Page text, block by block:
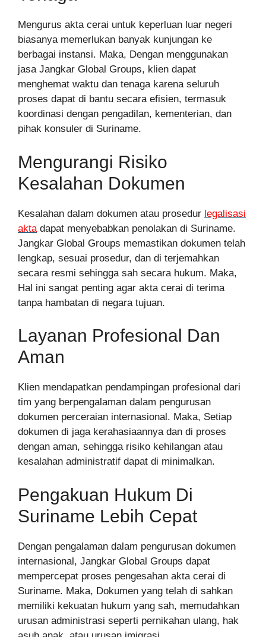
Mengurus akta cerai untuk keperluan luar negeri
biasanya memerlukan banyak kunjungan ke
berbagai instansi. Maka, Dengan menggunakan
jasa Jangkar Global Groups, klien dapat
menghemat waktu dan tenaga karena seluruh
proses dapat di bantu secara efisien, termasuk
koordinasi dengan pengadilan, kementerian, dan
pihak konsuler di Suriname.
Mengurangi Risiko
Kesalahan Dokumen
Kesalahan dalam dokumen atau prosedur legalisasi
aktadapat menyebabkan penolakan di Suriname.
Jangkar Global Groups memastikan dokumen telah
lengkap, sesuai prosedur, dan di terjemahkan
secara resmi sehingga sah secara hukum. Maka,
Hal ini sangat penting agar akta cerai di terima
tanpa hambatan di negara tujuan.
Layanan Profesional Dan
Aman
Klien mendapatkan pendampingan profesional dari
tim yang berpengalaman dalam pengurusan
dokumen perceraian internasional. Maka, Setiap
dokumen di jaga kerahasiaannya dan di proses
dengan aman, sehingga risiko kehilangan atau
kesalahan administratif dapat di minimalkan.
Pengakuan Hukum Di
Suriname Lebih Cepat
Dengan pengalaman dalam pengurusan dokumen
internasional, Jangkar Global Groups dapat
mempercepat proses pengesahan akta cerai di
Suriname. Maka, Dokumen yang telah di sahkan
memiliki kekuatan hukum yang sah, memudahkan
urusan administrasi seperti pernikahan ulang, hak